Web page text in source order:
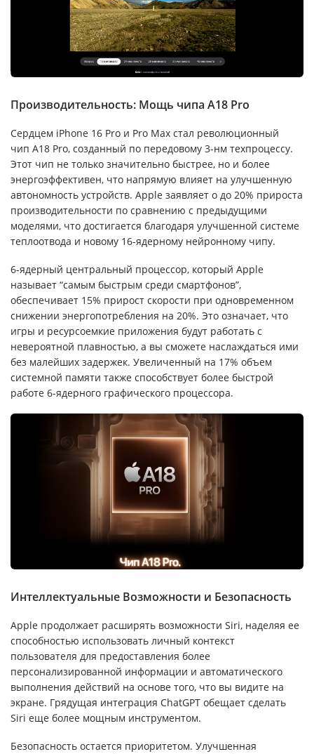
Производительность: Мощь чипа A18 Pro
Сердцем iPhone 16 Pro и Pro Max стал революционный
чип A18 Pro, созданный по передовому 3-нм техпроцессу.
Этот чип не только значительно быстрее, но и более
энергоэффективен, что напрямую влияет на улучшенную
автономность устройств. Apple заявляет о до 20% прироста
производительности по сравнению с предыдущими
моделями, что достигается благодаря улучшенной системе
теплоотвода и новому 16-ядерному нейронному чипу.
6-ядерный центральный процессор, который Apple
называет “самым быстрым среди смартфонов”,
обеспечивает 15% прирост скорости при одновременном
снижении энергопотребления на 20%. Это означает, что
игры и ресурсоемкие приложения будут работать с
невероятной плавностью, а вы сможете наслаждаться ими
без малейших задержек. Увеличенный на 17% объем
системной памяти также способствует более быстрой
работе 6-ядерного графического процессора.
Интеллектуальные Возможности и Безопасность
Apple продолжает расширять возможности Siri, наделяя ее
способностью использовать личный контекст
пользователя для предоставления более
персонализированной информации и автоматического
выполнения действий на основе того, что вы видите на
экране. Грядущая интеграция ChatGPT обещает сделать
Siri еще более мощным инструментом.
Безопасность остается приоритетом. Улучшенная